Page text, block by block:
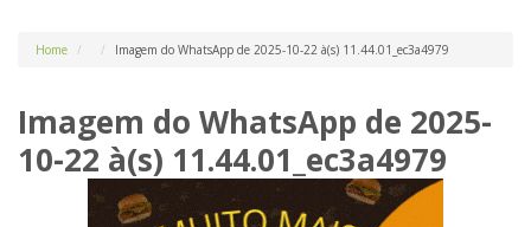
Home Imagem do WhatsApp de 2025-10-22 à(s) 11.44.01_ec3a4979
Imagem do WhatsApp de 2025-
10-22 à(s) 11.44.01_ec3a4979